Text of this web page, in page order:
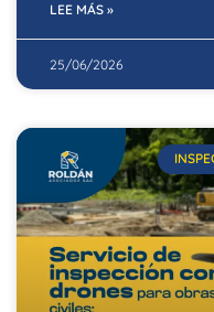
LEE MÁS »
25/06/2026